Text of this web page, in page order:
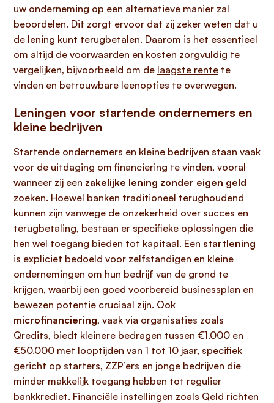
uw onderneming op een alternatieve manier zal
beoordelen. Dit zorgt ervoor dat zij zeker weten dat u
de lening kunt terugbetalen. Daarom is het essentieel
om altijd de voorwaarden en kosten zorgvuldig te
vergelijken, bijvoorbeeld om de laagste rente te
vinden en betrouwbare leenopties te overwegen.
Leningen voor startende ondernemers en
kleine bedrijven
Startende ondernemers en kleine bedrijven staan vaak
voor de uitdaging om financiering te vinden, vooral
wanneer zij een zakelijke lening zonder eigen geld
zoeken. Hoewel banken traditioneel terughoudend
kunnen zijn vanwege de onzekerheid over succes en
terugbetaling, bestaan er specifieke oplossingen die
hen wel toegang bieden tot kapitaal. Een startlening
is expliciet bedoeld voor zelfstandigen en kleine
ondernemingen om hun bedrijf van de grond te
krijgen, waarbij een goed voorbereid businessplan en
bewezen potentie cruciaal zijn. Ook
microfinanciering, vaak via organisaties zoals
Qredits, biedt kleinere bedragen tussen €1.000 en
€50.000 met looptijden van 1 tot 10 jaar, specifiek
gericht op starters, ZZP’ers en jonge bedrijven die
minder makkelijk toegang hebben tot regulier
bankkrediet. Financiële instellingen zoals Qeld richten